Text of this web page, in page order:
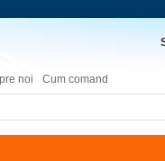
noi Cum comand